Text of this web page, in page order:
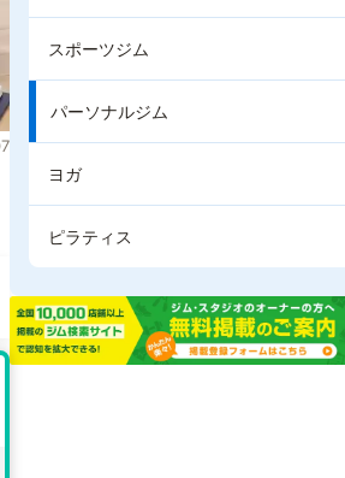
スポーツジム
パーソナルジム
ヨガ
ピラティス